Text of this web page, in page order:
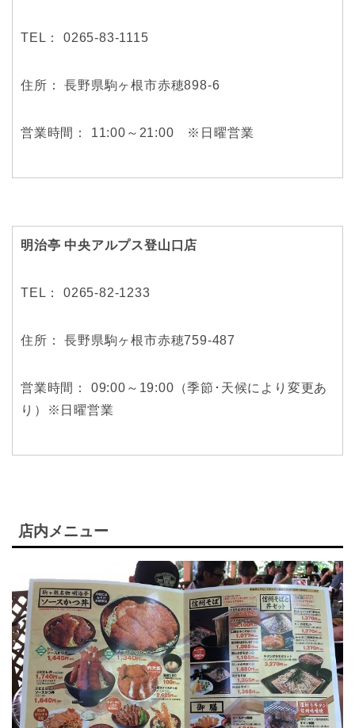
TEL： 0265-83-1115
住所： 長野県駒ヶ根市赤穂898-6
営業時間： 11:00～21:00 ※日曜営業
明治亭 中央アルプス登山口店
TEL： 0265-82-1233
住所： 長野県駒ヶ根市赤穂759-487
営業時間： 09:00～19:00（季節･天候により変更あ
り）※日曜営業
店内メニュー